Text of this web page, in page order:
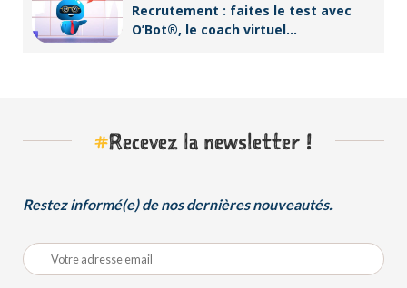
Recrutement : faites le test avec
O’Bot®, le coach virtuel
#Recevez la newsletter !
Restez informé(e) de nos dernières nouveautés.